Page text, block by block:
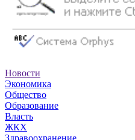
Новости
Экономика
Общество
Образование
Власть
ЖКХ